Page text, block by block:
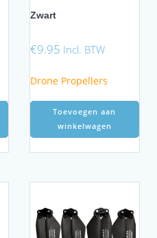
Zwart
€9.95 Incl. BTW
Drone Propellers
Toevoegen aan
winkelwagen